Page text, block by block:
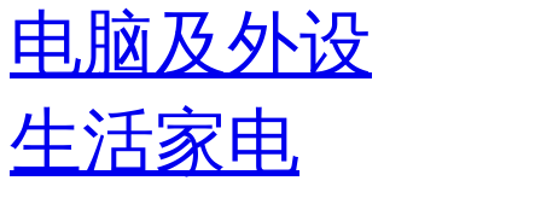
电脑及外设
生活家电